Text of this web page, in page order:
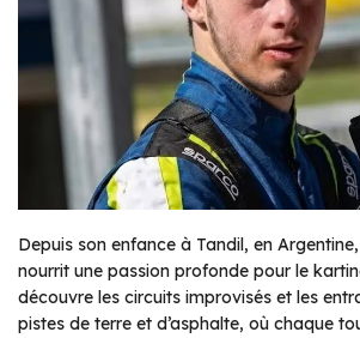
Depuis son enfance à Tandil, en
nourrit une passion profonde pour le
découvre les circuits improvisés et les
pistes de terre et d’asphalte, où chaque